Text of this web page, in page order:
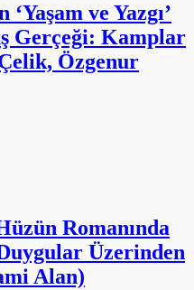
ve Yazgı’
Gerçeği: Kamplar
Özgenur
Romanında
Üzerinden
Alan)